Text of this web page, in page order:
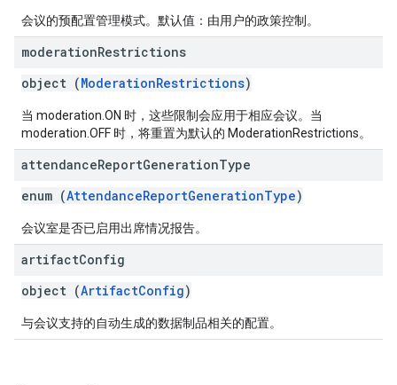
会议的预配置管理模式。默认值：由用户的政策控制。
moderationRestrictions
object (ModerationRestrictions)
当 moderation.ON 时，这些限制会应用于相应会议。当
moderation.OFF 时，将重置为默认的 ModerationRestrictions。
attendanceReportGenerationType
enum (AttendanceReportGenerationType)
会议室是否已启用出席情况报告。
artifactConfig
object (ArtifactConfig)
与会议支持的自动生成的数据制品相关的配置。